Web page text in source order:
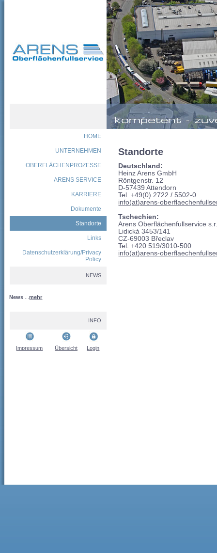
HOME
UNTERNEHMEN
OBERFLÄCHENPROZESSE
ARENS SERVICE
KARRIERE
Dokumente
Standorte
Links
Datenschutzerklärung/Privacy
Policy
NEWS
News ...mehr
INFO
Impressum Übersicht Login
Standorte
Deutschland:
Heinz Arens GmbH
Röntgenstr. 12
D-57439 Attendorn
Tel. +49(0) 2722 / 5502-0
info(at)arens-
Tschechien:
Arens Oberflächenfullservice
Lidická 3453/141
CZ-69003 Břeclav
Tel. +420 519/3010-500
info(at)arens-